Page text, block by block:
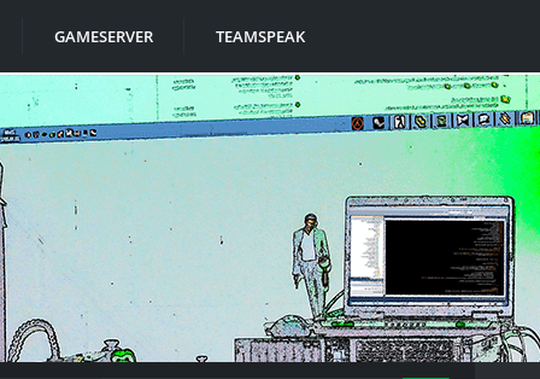
GAMESERVER TEAMSPEAK